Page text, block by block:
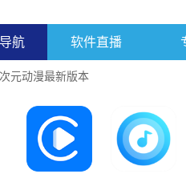
航 软件直播
元动漫最新版本